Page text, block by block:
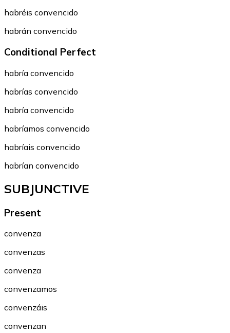
habréis convencido
habrán convencido
Conditional Perfect
habría convencido
habrías convencido
habría convencido
habríamos convencido
habríais convencido
habrían convencido
SUBJUNCTIVE
Present
convenza
convenzas
convenza
convenzamos
convenzáis
convenzan